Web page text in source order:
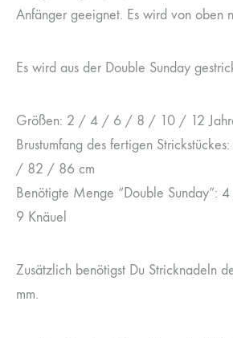
Anfänger geeignet. Es wird von oben
Es wird aus der Double Sunday
Größen: 2 / 4 / 6 / 8 / 10 / 12
Brustumfang des fertigen
/ 82 / 86 cm
Benötigte Menge “Double
9 Knäuel
Zusätzlich benötigst Du Stricknadeln
mm.